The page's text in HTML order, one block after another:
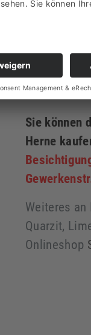
werden.
glatten
angebracht
- Naturstein
Sie können
Herne
Weiteres
Quarzit,
Onlineshop